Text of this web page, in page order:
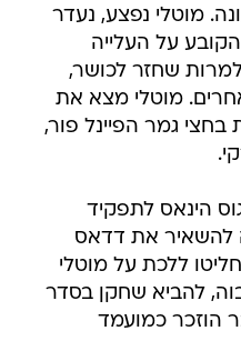
מוטלי נפצע, נעדר
על העלייה
שחזר לכושר,
מוטלי מצא את
גמר הפיינל פור,
הינאס לתפקיד
להשאיר את דדאס
ללכת על מוטלי
להביא שחקן בסדר
הוזכר כמועמד